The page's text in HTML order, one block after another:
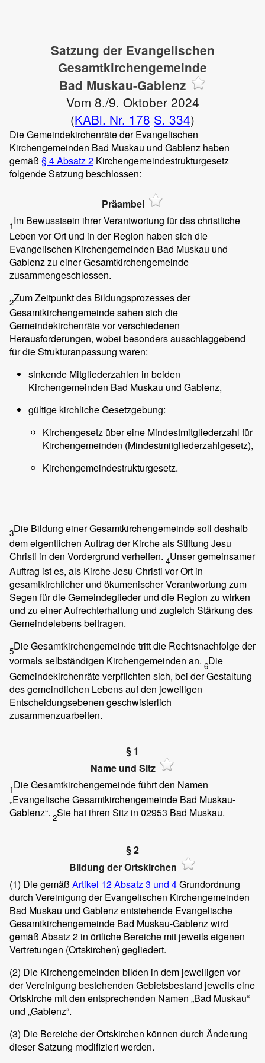
Satzung der Evangelischen
Gesamtkirchengemeinde
Bad Muskau-Gablenz
Vom 8./9. Oktober 2024
(KABl. Nr. 178 S. 334)
Die Gemeindekirchenräte der Evangelischen
Kirchengemeinden Bad Muskau und Gablenz haben
gemäß § 4 Absatz 2 Kirchengemeindestrukturgesetz
folgende Satzung beschlossen:
Präambel
1Im Bewusstsein ihrer Verantwortung für das christliche
Leben vor Ort und in der Region haben sich die
Evangelischen Kirchengemeinden Bad Muskau und
Gablenz zu einer Gesamtkirchengemeinde
zusammengeschlossen.
2Zum Zeitpunkt des Bildungsprozesses der
Gesamtkirchengemeinde sahen sich die
Gemeindekirchenräte vor verschiedenen
Herausforderungen, wobei besonders ausschlaggebend
für die Strukturanpassung waren:
sinkende Mitgliederzahlen in beiden
Kirchengemeinden Bad Muskau und Gablenz,
gültige kirchliche Gesetzgebung:
Kirchengesetz über eine Mindestmitgliederzahl für
Kirchengemeinden (Mindestmitgliederzahlgesetz),
Kirchengemeindestrukturgesetz.
3Die Bildung einer Gesamtkirchengemeinde soll deshalb
dem eigentlichen Auftrag der Kirche als Stiftung Jesu
Christi in den Vordergrund verhelfen. 4Unser gemeinsamer
Auftrag ist es, als Kirche Jesu Christi vor Ort in
gesamtkirchlicher und ökumenischer Verantwortung zum
Segen für die Gemeindeglieder und die Region zu wirken
und zu einer Aufrechterhaltung und zugleich Stärkung des
Gemeindelebens beitragen.
5Die Gesamtkirchengemeinde tritt die Rechtsnachfolge der
vormals selbständigen Kirchengemeinden an. 6Die
Gemeindekirchenräte verpflichten sich, bei der Gestaltung
des gemeindlichen Lebens auf den jeweiligen
Entscheidungsebenen geschwisterlich
zusammenzuarbeiten.
§ 1
Name und Sitz
1Die Gesamtkirchengemeinde führt den Namen
„Evangelische Gesamtkirchengemeinde Bad Muskau-
Gablenz“. 2Sie hat ihren Sitz in 02953 Bad Muskau.
§ 2
Bildung der Ortskirchen
(1) Die gemäß Artikel 12 Absatz 3 und 4Grundordnung
durch Vereinigung der Evangelischen Kirchengemeinden
Bad Muskau und Gablenz entstehende Evangelische
Gesamtkirchengemeinde Bad Muskau-Gablenz wird
gemäß Absatz 2 in örtliche Bereiche mit jeweils eigenen
Vertretungen (Ortskirchen) gegliedert.
(2) Die Kirchengemeinden bilden in dem jeweiligen vor
der Vereinigung bestehenden Gebietsbestand jeweils eine
Ortskirche mit den entsprechenden Namen „Bad Muskau“
und „Gablenz“.
(3) Die Bereiche der Ortskirchen können durch Änderung
dieser Satzung modifiziert werden.